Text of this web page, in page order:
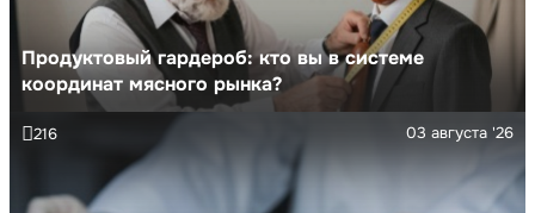
Продуктовый гардероб: кто вы в системе
координат мясного рынка?
03 августа '26
216